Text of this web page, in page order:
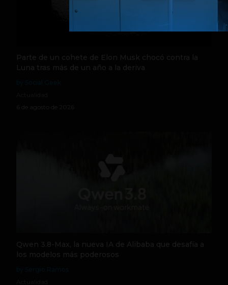
Parte de un cohete de Elon Musk chocó contra la
Luna tras más de un año a la deriva
6 de agosto de 2026
Qwen 3.8-Max, la nueva IA de Alibaba que desafía a
los modelos más poderosos